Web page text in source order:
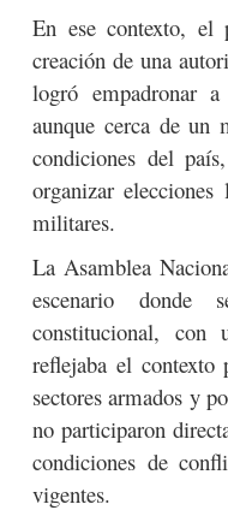
En ese contexto, el
creación de una
logró empadronar
aunque cerca de un
condiciones del
organizar
militares.
La Asamblea
escenario donde
constitucional, con
reflejaba el
sectores armados y
no participaron
condiciones de
vigentes.